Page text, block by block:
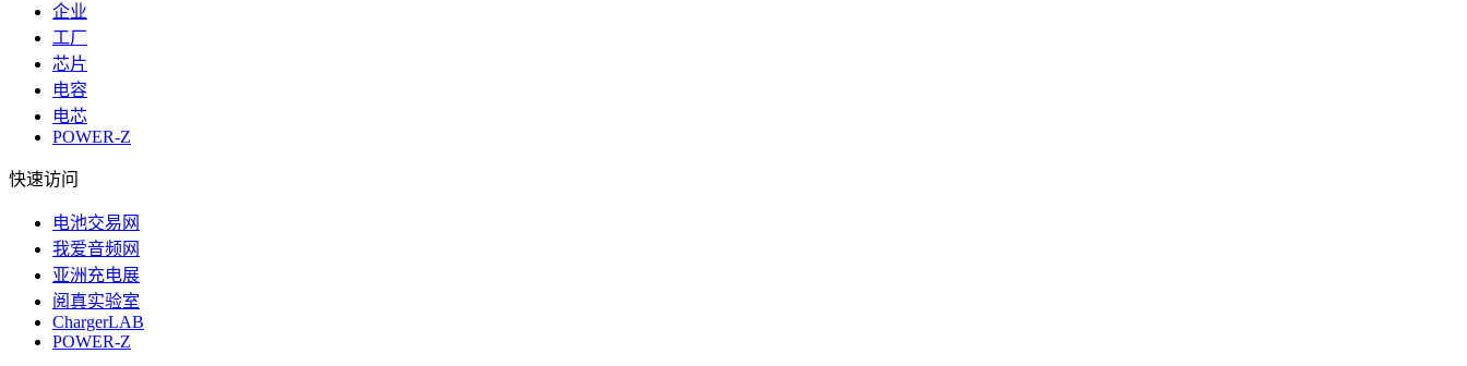
企业
工厂
芯片
电容
电芯
POWER-Z
快速访问
电池交易网
我爱音频网
亚洲充电展
阅真实验室
ChargerLAB
POWER-Z